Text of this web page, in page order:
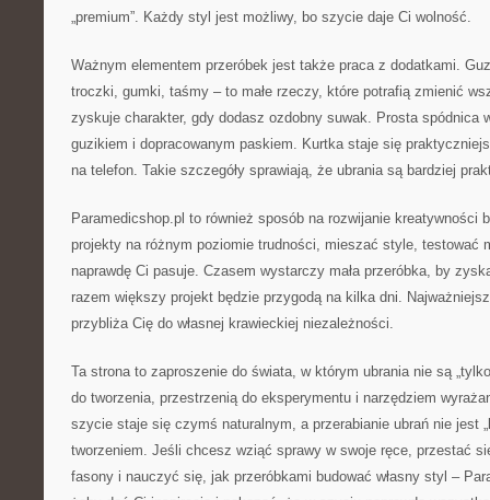
„premium”. Każdy styl jest możliwy, bo szycie daje Ci wolność.
Ważnym elementem przeróbek jest także praca z dodatkami.
troczki, gumki, taśmy – to małe rzeczy, które potrafią zmienić
zyskuje charakter, gdy dodasz ozdobny suwak. Prosta spódnica
guzikiem i dopracowanym paskiem. Kurtka staje się
na telefon. Takie szczegóły sprawiają, że ubrania są bardziej
Paramedicshop.pl to również sposób na rozwijanie kreatywności
projekty na różnym poziomie trudności, mieszać style, testować
naprawdę Ci pasuje. Czasem wystarczy mała przeróbka, by
razem większy projekt będzie przygodą na kilka dni.
przybliża Cię do własnej krawieckiej niezależności.
Ta strona to zaproszenie do świata, w którym ubrania nie są
do tworzenia, przestrzenią do eksperymentu i narzędziem
szycie staje się czymś naturalnym, a przerabianie ubrań nie jest
tworzeniem. Jeśli chcesz wziąć sprawy w swoje ręce, przestać
fasony i nauczyć się, jak przeróbkami budować własny styl –